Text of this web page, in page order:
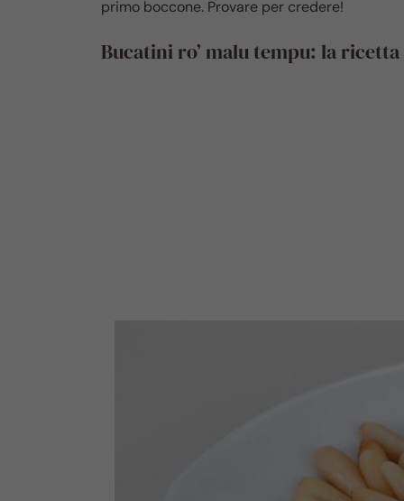
primo boccone. Provare per credere!
Bucatini ro’ malu tempu: la